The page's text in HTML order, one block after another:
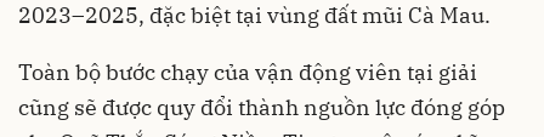
2023–2025, đặc biệt tại vùng đất mũi Cà Mau.
Toàn bộ bước chạy của vận động viên tại giải
cũng sẽ được quy đổi thành nguồn lực đóng góp